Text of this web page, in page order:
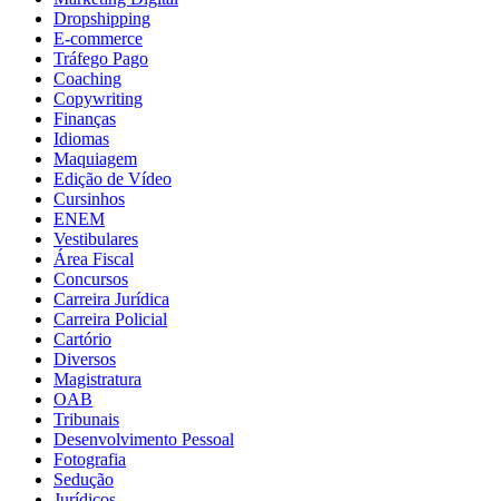
Dropshipping
E-commerce
Tráfego Pago
Coaching
Copywriting
Finanças
Idiomas
Maquiagem
Edição de Vídeo
Cursinhos
ENEM
Vestibulares
Área Fiscal
Concursos
Carreira Jurídica
Carreira Policial
Cartório
Diversos
Magistratura
OAB
Tribunais
Desenvolvimento Pessoal
Fotografia
Sedução